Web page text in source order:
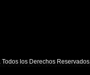
los Derechos Reservados.